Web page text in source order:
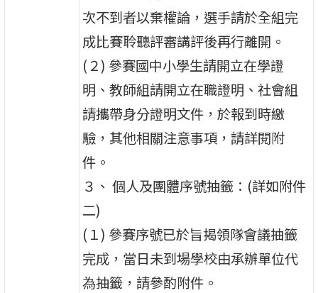
次不到者以棄權論，選手請於全組完
成比賽聆聽評審講評後再行離開。
(２) 參賽國中小學生請開立在學證
明、教師組請開立在職證明、社會組
請攜帶身分證明文件，於報到時繳
驗，其他相關注意事項，請詳閱附
件。
３、 個人及團體序號抽籤：(詳如附件
二)
(１) 參賽序號已於旨揭領隊會議抽籤
完成，當日未到場學校由承辦單位代
為抽籤，請參酌附件。